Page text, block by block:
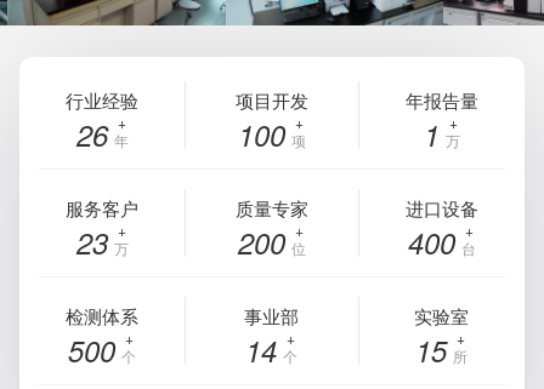
行业经验
26 年
项目开发
100 项
年报告量
1 万
服务客户
23 万
质量专家
200 位
进口设备
400 台
检测体系
500 个
事业部
14 个
实验室
15 所